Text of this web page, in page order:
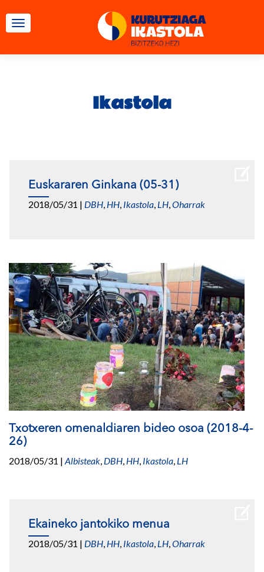
TOGGLE NAVIGATION
Ikastola
Euskararen Ginkana (05-31)
2018/05/31 | DBH, HH, Ikastola, LH,Oharrak
Txotxeren omenaldiaren bideo osoa (2018-4-
26)
2018/05/31 | Albisteak, DBH, HH, Ikastola, LH
Ekaineko jantokiko menua
2018/05/31 | DBH, HH, Ikastola, LH,Oharrak